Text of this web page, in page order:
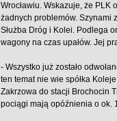
Wrocławiu. Wskazuje, że PLK
żadnych problemów. Szynami
Służba Dróg i Kolei. Podlega
wagony na czas upałów. Jej
- Wszystko już zostało
ten temat nie wie spółka
Zakrzowa do stacji Brochocin
pociągi mają opóźnienia o ok.